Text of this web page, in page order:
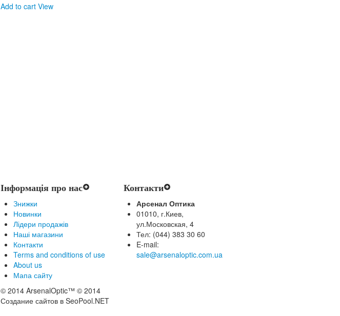
Add to cart View
Інформація про нас
Знижки
Новинки
Лідери продажів
Наші магазини
Контакти
Terms and conditions of use
About us
Мапа сайту
© 2014 ArsenalOptic™ © 2014
Создание сайтов в SeoPool.NET
Контакти
Арсенал Оптика
01010, г.Киев,
ул.Московская, 4
Тел: (044) 383 30 60
E-mail:
sale@arsenaloptic.com.ua